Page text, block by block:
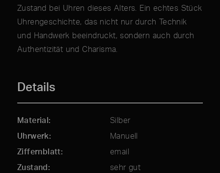
Zustand bei Uhren dieses Alters. Ein echtes Stück
Uhrengeschichte, das nicht nur durch Technik
und Handwerk beeindruckt, sondern auch durch
Authentizität und Charisma.
Details
Material
Silber
Uhrwerk
Manuell
Ziffernblatt
email
Zustand
sehr gut